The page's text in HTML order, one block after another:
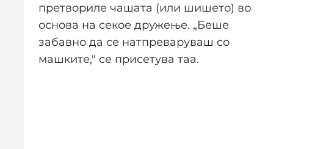
претвориле чашата (или шишето) во
основа на секое дружење. „Беше
забавно да се натпреваруваш со
машките," се присетува таа.